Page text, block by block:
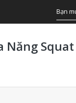
Năng Squat